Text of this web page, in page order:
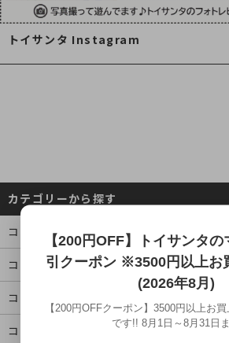
トイサンタ Instagram
カテゴリーから探す
コレクションケース
コミック・アニメ(ジャンプ)
コミック・アニメ(その他)
コミック・アニメ(ラノベ系)
【200円OFF】トイサンタの
引クーポン ※3500円以上お
(2026年8月)
【200円OFFクーポン】3500円以上お
です!! 8月1日～8月31日